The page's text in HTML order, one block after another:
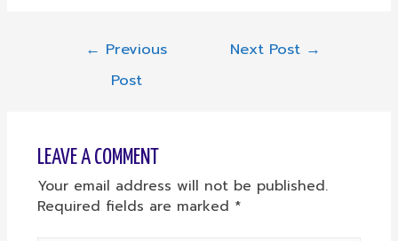
POST
NAVIGATION
← Previous
Post
Next Post →
LEAVE A COMMENT
Your email address will not be published.
Required fields are marked *